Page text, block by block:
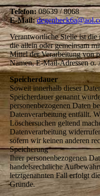
Telefon:08639 / 8068
E-Mail:
Verantwortliche Stelle ist die
die allein oder gemeinsam
Mittel der Verarbeitung von
Namen, E-Mail-Adressen o.
Speicherdauer
Soweit innerhalb dieser
Speicherdauer genannt
personenbezogenen Daten
Datenverarbeitung entfällt.
Löschersuchen geltend
Datenverarbeitung
sofern wir keinen anderen
Speicherung
Ihrer personenbezogenen
handelsrechtliche
letztgenannten Fall erfolgt
Gründe.